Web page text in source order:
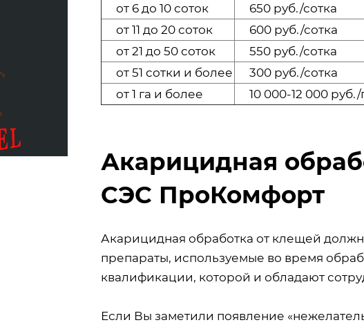
от 6 до 10 соток
650 руб./сотка
от 11 до 20 соток
600 руб./сотка
от 21 до 50 соток
550 руб./сотка
от 51 сотки и более
300 руб./сотка
от 1 га и более
10 000-12 000 руб./
Акарицидная
СЭС ПроКомфорт
Акарицидная обработка от клещей
препараты, используемые во время
квалификации, которой и обладают
Если Вы заметили появление